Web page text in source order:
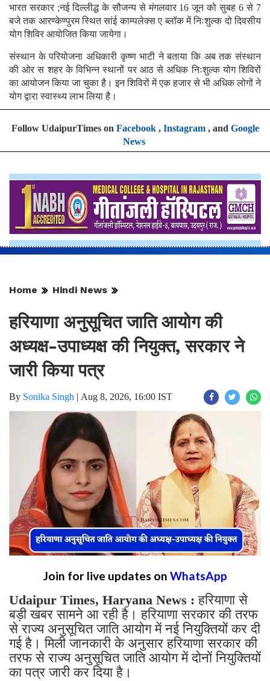
भारत सरकार ;नई दिल्लीद्ध के सौजन्य से मंगलवार 16 जून को सुबह 6 से 7
बजे तक आरण्केण्पुरम स्थित सांई काम्पलेक्स ए ब्लॉक में निःशुल्क दो दिवसीय
योग शिविर आयोजित किया जायेगा।
संस्थान के परियोजना अधिकारी कृष्ण भाटी ने बताया कि अब तक संस्थान
की ओर स शहर के विभिन्न स्थानों पर आठ से अधिक निःशुल्क योग शिविरों
का आयोजन किया जा चुका है। इन शिविरों में एक हजार से भी अधिक लोगों ने
योग द्वारा स्वास्थ्य लाभ लिया है।
Follow UdaipurTimes on Facebook, Instagram, and Google
News
Home Hindi News
हरियाणा अनुसूचित जाति आयोग की
अध्यक्ष-उपाध्यक्ष की नियुक्त, सरकार ने
जारी किया पत्र
By Sonika Singh | Aug 8, 2026, 16:00 IST
Join for live updates on WhatsApp
Udaipur Times, Haryana News :हरियाणा से
बड़ी खबर सामने आ रही है। हरियाणा सरकार की तरफ
से राज्य अनुसूचित जाति आयोग में नई नियुक्तियों कर दी
गई है। मिली जानकारी के अनुसार हरियाणा सरकार की
तरफ से राज्य अनुसूचित जाति आयोग में दोनों नियुक्तियों
का पत्र जारी कर दिया है।